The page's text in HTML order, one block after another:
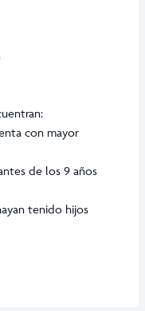
con mayor
de los 9 años
tenido hijos